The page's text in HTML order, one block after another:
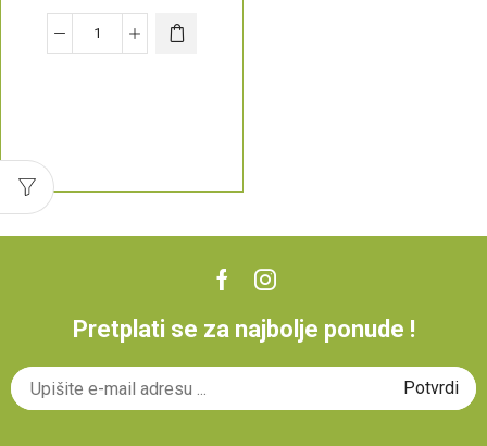
Pretplati se za najbolje ponude !